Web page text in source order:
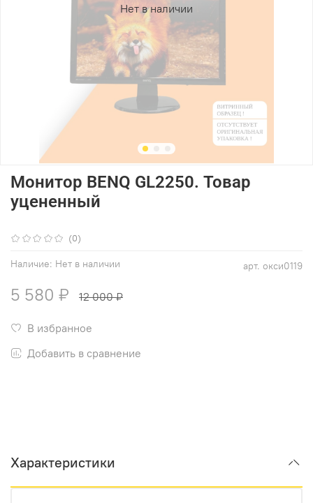
Нет в наличии
(0)
арт. окси0119
Наличие: Нет в наличии
Монитор BENQ GL2250. Товар
уцененный
5 580 ₽ 12 000 ₽
В избранное
Добавить в сравнение
Характеристики